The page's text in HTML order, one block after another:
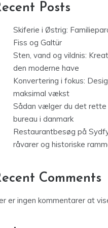
Posts
Skiferie i Østrig:
Fiss og Galtür
Sten, vand og vildnis:
den moderne have
Konvertering i fokus:
maksimal vækst
Sådan vælger du det rette
bureau i danmark
Restaurantbesøg på
råvarer og historiske
Comments
er ingen kommentarer at